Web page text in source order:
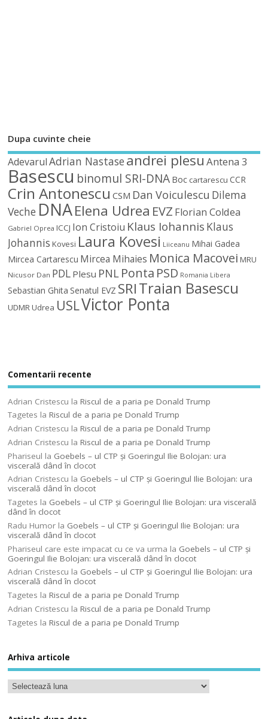
Dupa cuvinte cheie
Adevarul Adrian Nastaseandrei plesuAntena 3
Basescu binomul SRI-DNA Boc cartarescu CCR
Crin Antonescu CSM Dan Voiculescu Dilema
Veche DNAElena Udrea EVZ Florian Coldea
Gabriel Oprea ICCJ Ion Cristoiu Klaus Iohannis Klaus
Johannis Kovesi Laura Kovesi Liiceanu Mihai Gadea
Mircea Cartarescu Mircea Mihaies Monica Macovei MRU
Nicusor Dan PDL Plesu PNL Ponta PSD Romania Libera
Sebastian Ghita Senatul EVZ SRITraian Basescu
UDMRUdrea USLVictor Ponta
Comentarii recente
Adrian Cristescu laRiscul de a paria pe Donald Trump
Tagetes laRiscul de a paria pe Donald Trump
Adrian Cristescu laRiscul de a paria pe Donald Trump
Adrian Cristescu laRiscul de a paria pe Donald Trump
Phariseul la Goebels – ul CTP şi Goeringul Ilie Bolojan: ura
viscerală dând în clocot
Adrian Cristescu la Goebels – ul CTP şi Goeringul Ilie Bolojan: ura
viscerală dând în clocot
Tagetes la Goebels – ul CTP şi Goeringul Ilie Bolojan: ura viscerală
dând în clocot
Radu Humor la Goebels – ul CTP şi Goeringul Ilie Bolojan: ura
viscerală dând în clocot
Phariseul care este impacat cu ce va urma la Goebels – ul CTP şi
Goeringul Ilie Bolojan: ura viscerală dând în clocot
Adrian Cristescu la Goebels – ul CTP şi Goeringul Ilie Bolojan: ura
viscerală dând în clocot
Tagetes laRiscul de a paria pe Donald Trump
Adrian Cristescu laRiscul de a paria pe Donald Trump
Tagetes laRiscul de a paria pe Donald Trump
Arhiva articole